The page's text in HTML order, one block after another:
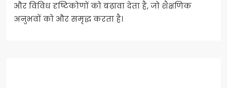
और विविध दृष्टिकोणों को बढ़ावा देता है, जो शैक्षणिक
अनुभवों को और समृद्ध करता है।